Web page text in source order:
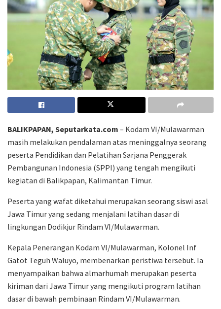
BALIKPAPAN, Seputarkata.com – Kodam VI/Mulawarman
masih melakukan pendalaman atas meninggalnya seorang
peserta Pendidikan dan Pelatihan Sarjana Penggerak
Pembangunan Indonesia (SPPI) yang tengah mengikuti
kegiatan di Balikpapan, Kalimantan Timur.
Peserta yang wafat diketahui merupakan seorang siswi asal
Jawa Timur yang sedang menjalani latihan dasar di
lingkungan Dodikjur Rindam VI/Mulawarman.
Kepala Penerangan Kodam VI/Mulawarman, Kolonel Inf
Gatot Teguh Waluyo, membenarkan peristiwa tersebut. Ia
menyampaikan bahwa almarhumah merupakan peserta
kiriman dari Jawa Timur yang mengikuti program latihan
dasar di bawah pembinaan Rindam VI/Mulawarman.